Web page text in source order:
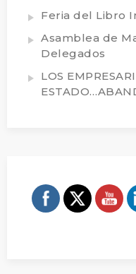
Feria del Libro
Asamblea de
Delegados
LOS